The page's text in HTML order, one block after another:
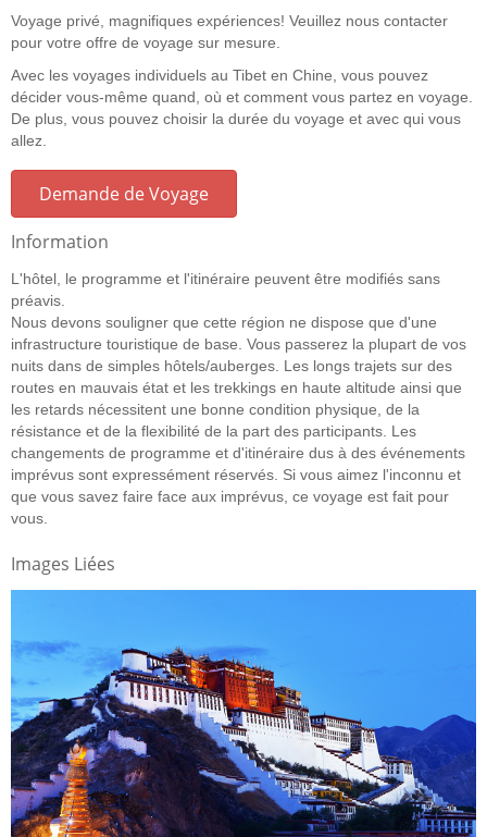
Voyage privé, magnifiques expériences! Veuillez nous contacter
pour votre offre de voyage sur mesure.
Avec les voyages individuels au Tibet en Chine, vous pouvez
décider vous-même quand, où et comment vous partez en voyage.
De plus, vous pouvez choisir la durée du voyage et avec qui vous
allez.
Demande de Voyage
Information
L'hôtel, le programme et l'itinéraire peuvent être modifiés sans
préavis.
Nous devons souligner que cette région ne dispose que d'une
infrastructure touristique de base. Vous passerez la plupart de vos
nuits dans de simples hôtels/auberges. Les longs trajets sur des
routes en mauvais état et les trekkings en haute altitude ainsi que
les retards nécessitent une bonne condition physique, de la
résistance et de la flexibilité de la part des participants. Les
changements de programme et d'itinéraire dus à des événements
imprévus sont expressément réservés. Si vous aimez l'inconnu et
que vous savez faire face aux imprévus, ce voyage est fait pour
vous.
Images Liées